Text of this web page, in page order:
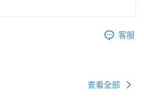
客服
查看全部